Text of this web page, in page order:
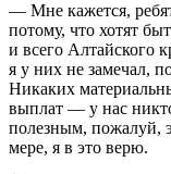
— Мне кажется,
потому, что хотят
и всего Алтайского
я у них не замечал,
Никаких
выплат — у нас
полезным, пожалуй,
мере, я в это верю.